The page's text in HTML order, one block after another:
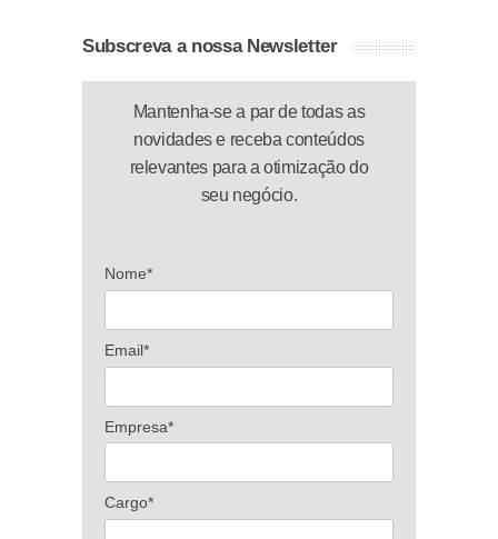
Subscreva a nossa Newsletter
Mantenha-se a par de todas as
novidades e receba conteúdos
relevantes para a otimização do
seu negócio.
Nome*
Email*
Empresa*
Cargo*